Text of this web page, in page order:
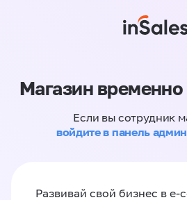
Магазин временно
Если вы сотрудник
войдите в панель
Развивай свой бизнес в e-